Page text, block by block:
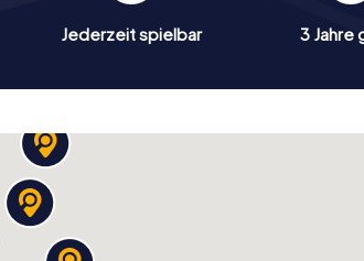
Jederzeit spielbar 3 Jahre